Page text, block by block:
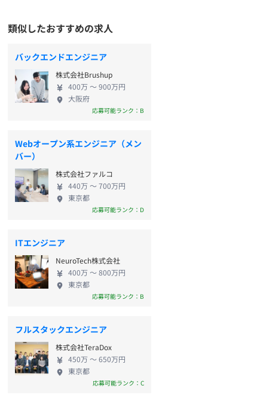
類似したおすすめの求人
バックエンドエンジニア
株式会社Brushup
400万 〜 900万円
大阪府
応募可能ランク：B
Webオープン系エンジニア（メン
バー）
株式会社ファルコ
440万 〜 700万円
東京都
応募可能ランク：D
ITエンジニア
NeuroTech株式会社
400万 〜 800万円
東京都
応募可能ランク：B
フルスタックエンジニア
株式会社TeraDox
450万 〜 650万円
東京都
応募可能ランク：C